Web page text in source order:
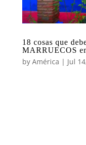
18 cosas que
MARRUECOS
by América | Jul